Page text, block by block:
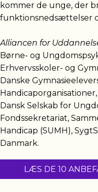
kommer de unge, der
funktionsnedsættelser
Alliancen for
Børne- og
Erhvervsskoler- og
Danske
Dansk Selskab for
Fondssekretariat,
Handicap (SUMH),
Danmark.
LÆS DE 10